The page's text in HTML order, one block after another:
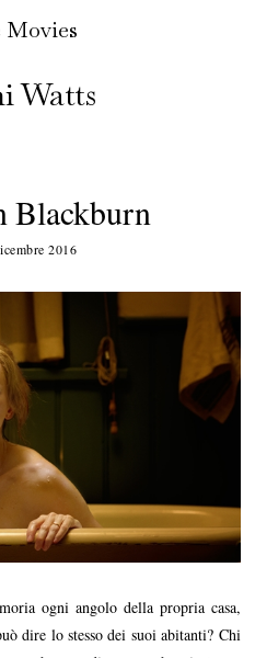
Movies
Watts
Blackburn
2016
o
ogni angolo della propria casa,
dire lo stesso dei suoi abitanti? Chi